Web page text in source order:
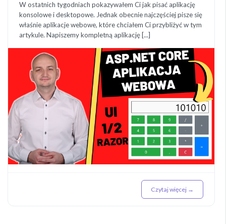
W ostatnich tygodniach pokazywałem Ci jak pisać aplikację
konsolowe i desktopowe. Jednak obecnie najczęściej pisze się
właśnie aplikacje webowe, które chciałem Ci przybliżyć w tym
artykule. Napiszemy kompletną aplikację [...]
Czytaj więcej →